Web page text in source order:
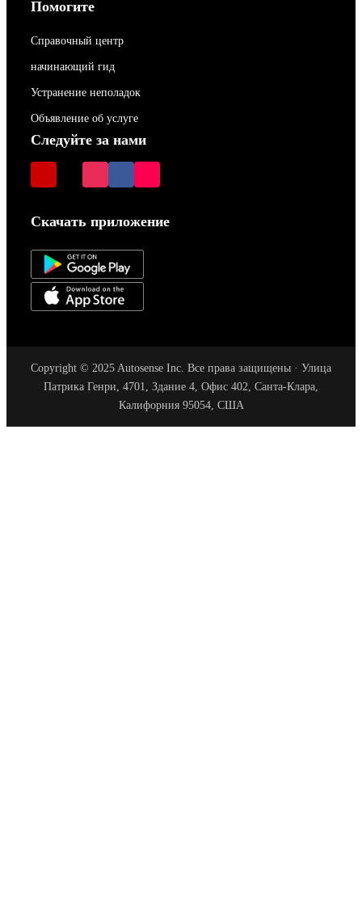
Помогите
Справочный центр
начинающий гид
Устранение неполадок
Объявление об услуге
Следуйте за нами
Скачать приложение
Copyright © 2025 Autosense Inc. Все права защищены · Улица
Патрика Генри, 4701, Здание 4, Офис 402, Санта-Клара,
Калифорния 95054, США